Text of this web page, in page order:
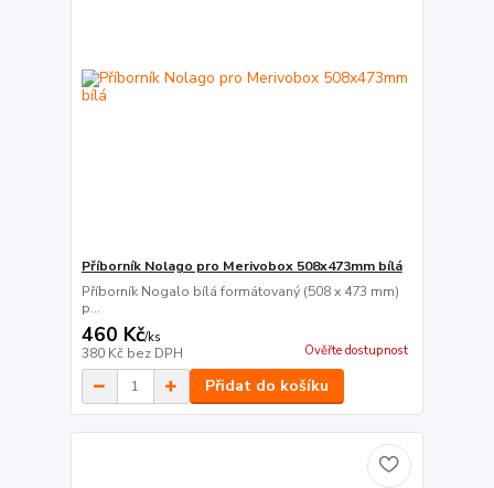
Příborník Nolago pro Merivobox 508x473mm bílá
Příborník Nogalo bílá formátovaný (508 x 473 mm)
p...
460 Kč/ks
380 Kč bez DPH Ověřte dostupnost
Přidat do košíku